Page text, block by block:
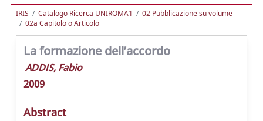
IRIS Catalogo Ricerca UNIROMA1
02 Pubblicazione su volume
02a Capitolo o Articolo
La formazione dell’accordo
ADDIS, Fabio
2009
Abstract